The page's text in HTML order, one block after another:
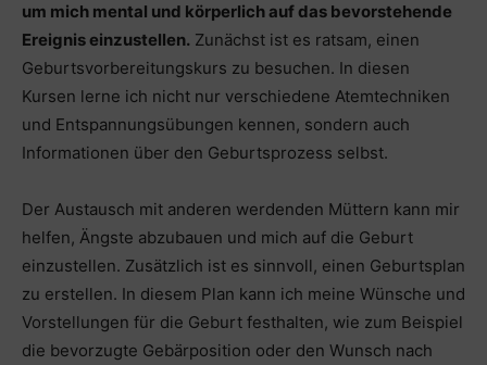
um mich mental und körperlich auf das bevorstehende
Ereignis einzustellen. Zunächst ist es ratsam, einen
Geburtsvorbereitungskurs zu besuchen. In diesen
Kursen lerne ich nicht nur verschiedene Atemtechniken
und Entspannungsübungen kennen, sondern auch
Informationen über den Geburtsprozess selbst.
Der Austausch mit anderen werdenden Müttern kann mir
helfen, Ängste abzubauen und mich auf die Geburt
einzustellen. Zusätzlich ist es sinnvoll, einen Geburtsplan
zu erstellen. In diesem Plan kann ich meine Wünsche und
Vorstellungen für die Geburt festhalten, wie zum Beispiel
die bevorzugte Gebärposition oder den Wunsch nach